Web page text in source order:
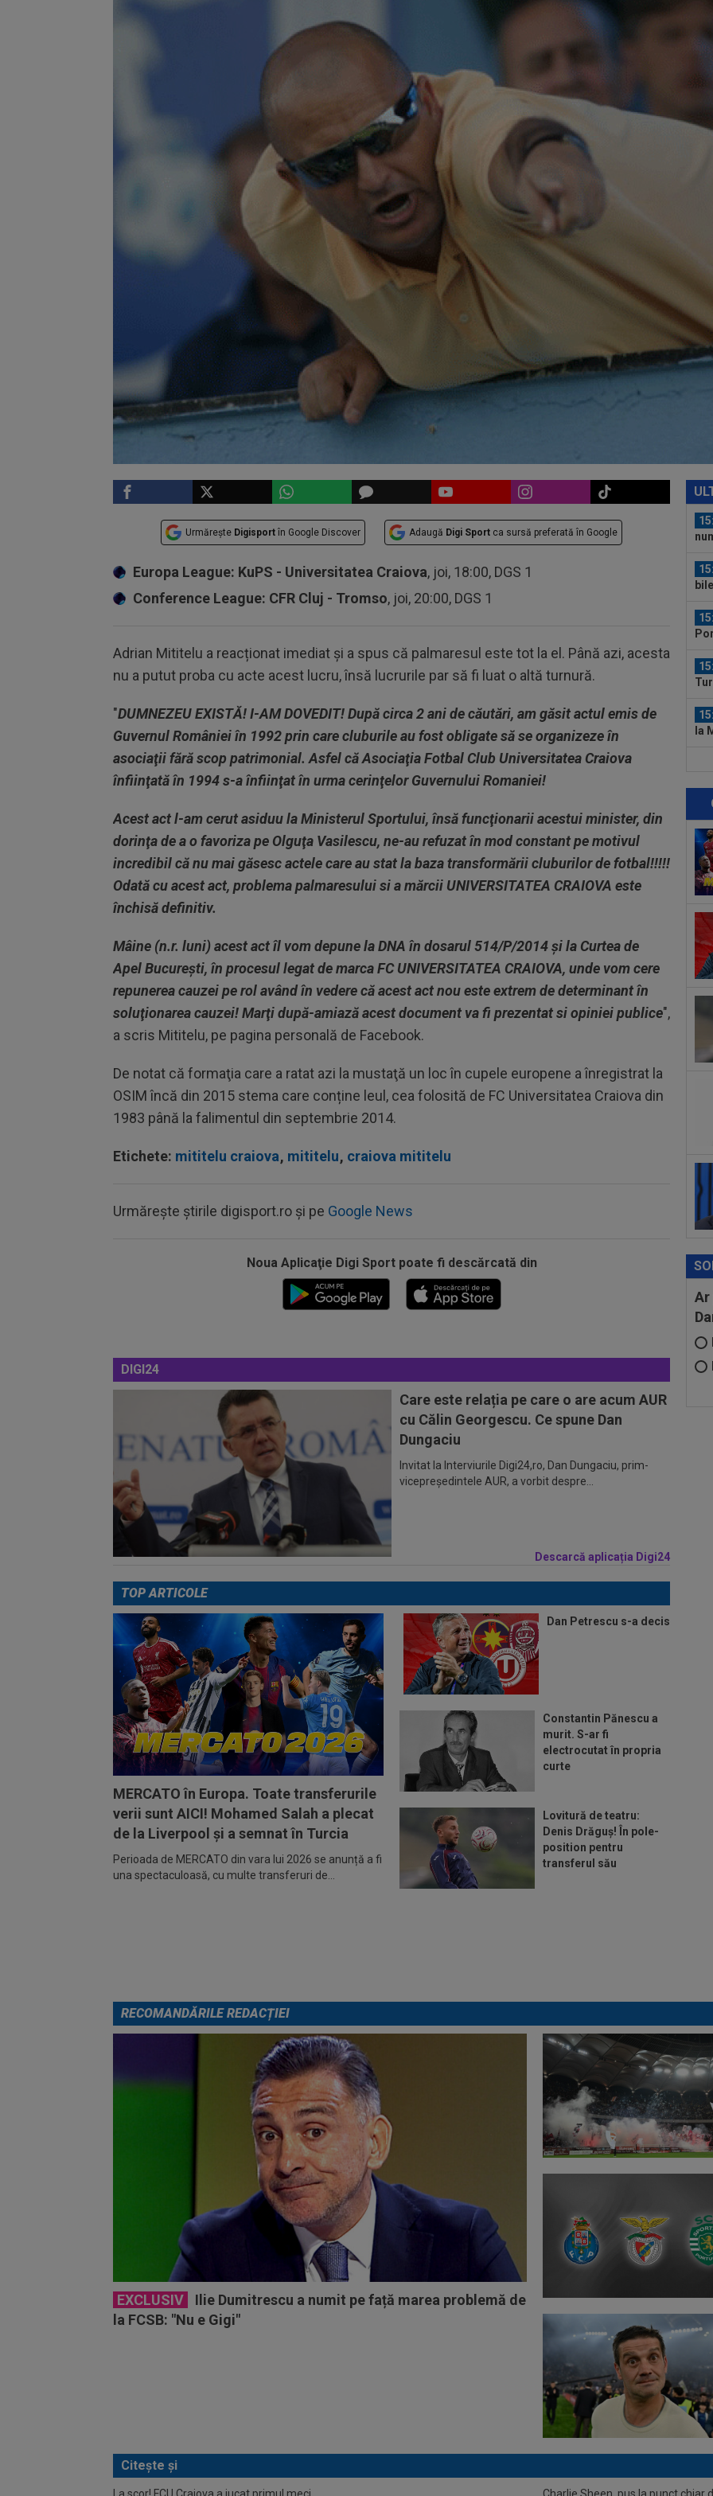
Urmărește Digisport în Google Discover Adaugă Digi Sport ca sursă preferată în Google
Europa League: KuPS - Universitatea Craiova, joi, 18:00, DGS 1
Conference League: CFR Cluj - Tromso, joi, 20:00, DGS 1
Adrian Mititelu a reacționat imediat și a spus că palmaresul este tot la el. Până azi, acesta
nu a putut proba cu acte acest lucru, însă lucrurile par să fi luat o altă turnură.
"DUMNEZEU EXISTĂ! I-AM DOVEDIT! După circa 2 ani de căutări, am găsit actul emis de
Guvernul României în 1992 prin care cluburile au fost obligate să se organizeze în
asociaţii fără scop patrimonial. Asfel că Asociaţia Fotbal Club Universitatea Craiova
înfiinţată în 1994 s-a înfiinţat în urma cerinţelor Guvernului Romaniei!
Acest act l-am cerut asiduu la Ministerul Sportului, însă funcţionarii acestui minister, din
dorinţa de a o favoriza pe Olguţa Vasilescu, ne-au refuzat în mod constant pe motivul
incredibil că nu mai găsesc actele care au stat la baza transformării cluburilor de fotbal!!!!!
Odată cu acest act, problema palmaresului si a mărcii UNIVERSITATEA CRAIOVA este
închisă definitiv.
Mâine (n.r. luni) acest act îl vom depune la DNA în dosarul 514/P/2014 şi la Curtea de
Apel Bucureşti, în procesul legat de marca FC UNIVERSITATEA CRAIOVA, unde vom cere
repunerea cauzei pe rol având în vedere că acest act nou este extrem de determinant în
soluţionarea cauzei! Marţi după-amiază acest document va fi prezentat si opiniei publice",
a scris Mititelu, pe pagina personală de Facebook.
De notat că formaţia care a ratat azi la mustaţă un loc în cupele europene a înregistrat la
OSIM încă din 2015 stema care conține leul, cea folosită de FC Universitatea Craiova din
1983 până la falimentul din septembrie 2014.
Etichete: mititelu craiova, mititelu, craiova mititelu
Urmărește știrile digisport.ro și pe Google News
Noua Aplicaţie Digi Sport poate fi descărcată din
DIGI24
Care este relația pe care o are acum AUR
cu Călin Georgescu. Ce spune Dan
Dungaciu
Invitat la Interviurile Digi24,ro, Dan Dungaciu, prim-
vicepreședintele AUR, a vorbit despre...
Descarcă aplicația Digi24
la
să...
Ar
TOP ARTICOLE
MERCATO în Europa. Toate transferurile
verii sunt AICI! Mohamed Salah a plecat
de la Liverpool și a semnat în Turcia
Perioada de MERCATO din vara lui 2026 se anunță a fi
una spectaculoasă, cu multe transferuri de...
Dan Petrescu s-a decis
Constantin Pănescu a
murit. S-ar fi
electrocutat în propria
curte
Lovitură de teatru:
Denis Drăguș! În pole-
position pentru
transferul său
RECOMANDĂRILE REDACȚIEI
EXCLUSIV
Ilie Dumitrescu a numit pe față marea problemă de
la FCSB: "Nu e Gigi"
Citește și